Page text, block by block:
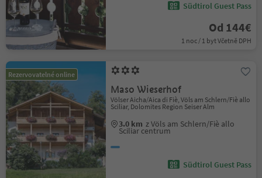
Südtirol Guest Pass
Od 144€
1 noc / 1 byt Včetně DPH
Rezervovatelné online
Maso Wieserhof
Völser Aicha/Aica di Fiè, Völs am Schlern/Fiè allo
Sciliar, Dolomites Region Seiser Alm
3.0 km z Völs am Schlern/Fiè allo
Sciliar centrum
Südtirol Guest Pass